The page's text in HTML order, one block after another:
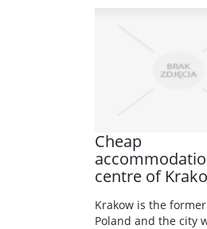
Cheap
centre of
Krakow is the
Poland and the city